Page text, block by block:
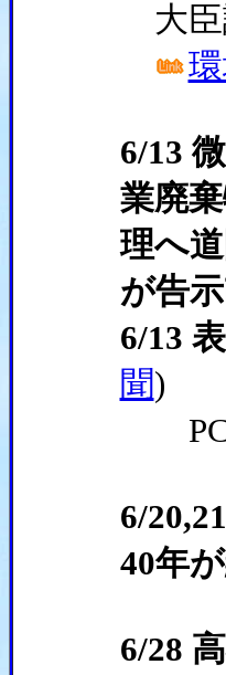
大臣
6/13
業廃
理へ
が告
6/13
聞)
PCB
6/
40年
6/28